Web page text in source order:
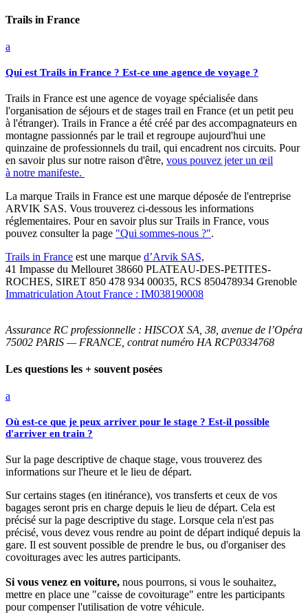
Trails in France
a
Qui est Trails in France ? Est-ce une agence de voyage ?
Trails in France est une agence de voyage spécialisée dans
l'organisation de séjours et de stages trail en France (et un petit peu
à l'étranger). Trails in France a été créé par des accompagnateurs en
montagne passionnés par le trail et regroupe aujourd'hui une
quinzaine de professionnels du trail, qui encadrent nos circuits. Pour
en savoir plus sur notre raison d'être, vous pouvez jeter un œil
à notre manifeste.
La marque Trails in France est une marque déposée de l'entreprise
ARVIK SAS. Vous trouverez ci-dessous les informations
réglementaires. Pour en savoir plus sur Trails in France, vous
pouvez consulter la page "Qui sommes-nous ?".
Trails in France est une marque d’Arvik SAS,
41 Impasse du Mellouret 38660 PLATEAU-DES-PETITES-
ROCHES, SIRET 850 478 934 00035, RCS 850478934 Grenoble
Immatriculation Atout France : IM038190008
Assurance RC professionnelle : HISCOX SA, 38, avenue de l’Opéra
75002 PARIS — FRANCE, contrat numéro HA RCP0334768
Les questions les + souvent posées
a
Où est-ce que je peux arriver pour le stage ? Est-il possible
d'arriver en train ?
Sur la page descriptive de chaque stage, vous trouverez des
informations sur l'heure et le lieu de départ.
Sur certains stages (en itinérance), vos transferts et ceux de vos
bagages seront pris en charge depuis le lieu de départ. Cela est
précisé sur la page descriptive du stage. Lorsque cela n'est pas
précisé, vous devez vous rendre au point de départ indiqué depuis la
gare. Il est souvent possible de prendre le bus, ou d'organiser des
covoiturages avec les autres participants.
Si vous venez en voiture, nous pourrons, si vous le souhaitez,
mettre en place une "caisse de covoiturage" entre les participants
pour compenser l'utilisation de votre véhicule.